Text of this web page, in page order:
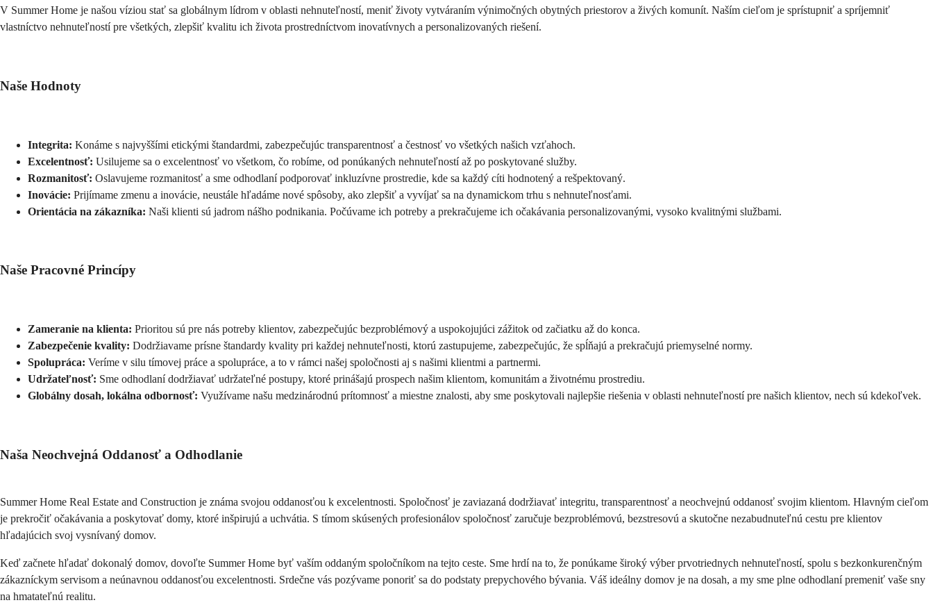
V Summer Home je našou víziou stať sa globálnym lídrom v oblasti nehnuteľností, meniť životy vytváraním výnimočných obytných priestorov a živých komunít. Naším cieľom je sprístupniť a spríjemniť
vlastníctvo nehnuteľností pre všetkých, zlepšiť kvalitu ich života prostredníctvom inovatívnych a personalizovaných riešení.
Naše Hodnoty
Integrita: Konáme s najvyššími etickými štandardmi, zabezpečujúc transparentnosť a čestnosť vo všetkých našich vzťahoch.
Excelentnosť: Usilujeme sa o excelentnosť vo všetkom, čo robíme, od ponúkaných nehnuteľností až po poskytované služby.
Rozmanitosť: Oslavujeme rozmanitosť a sme odhodlaní podporovať inkluzívne prostredie, kde sa každý cíti hodnotený a rešpektovaný.
Inovácie: Prijímame zmenu a inovácie, neustále hľadáme nové spôsoby, ako zlepšiť a vyvíjať sa na dynamickom trhu s nehnuteľnosťami.
Orientácia na zákazníka: Naši klienti sú jadrom nášho podnikania. Počúvame ich potreby a prekračujeme ich očakávania personalizovanými, vysoko kvalitnými službami.
Naše Pracovné Princípy
Zameranie na klienta: Prioritou sú pre nás potreby klientov, zabezpečujúc bezproblémový a uspokojujúci zážitok od začiatku až do konca.
Zabezpečenie kvality: Dodržiavame prísne štandardy kvality pri každej nehnuteľnosti, ktorú zastupujeme, zabezpečujúc, že spĺňajú a prekračujú priemyselné normy.
Spolupráca: Veríme v silu tímovej práce a spolupráce, a to v rámci našej spoločnosti aj s našimi klientmi a partnermi.
Udržateľnosť: Sme odhodlaní dodržiavať udržateľné postupy, ktoré prinášajú prospech našim klientom, komunitám a životnému prostrediu.
Globálny dosah, lokálna odbornosť: Využívame našu medzinárodnú prítomnosť a miestne znalosti, aby sme poskytovali najlepšie riešenia v oblasti nehnuteľností pre našich klientov, nech sú kdekoľvek.
Naša Neochvejná Oddanosť a Odhodlanie
Summer Home Real Estate and Construction je známa svojou oddanosťou k excelentnosti. Spoločnosť je zaviazaná dodržiavať integritu, transparentnosť a neochvejnú oddanosť svojim klientom. Hlavným cieľom
je prekročiť očakávania a poskytovať domy, ktoré inšpirujú a uchvátia. S tímom skúsených profesionálov spoločnosť zaručuje bezproblémovú, bezstresovú a skutočne nezabudnuteľnú cestu pre klientov
hľadajúcich svoj vysnívaný domov.
Keď začnete hľadať dokonalý domov, dovoľte Summer Home byť vaším oddaným spoločníkom na tejto ceste. Sme hrdí na to, že ponúkame široký výber prvotriednych nehnuteľností, spolu s bezkonkurenčným
zákazníckym servisom a neúnavnou oddanosťou excelentnosti. Srdečne vás pozývame ponoriť sa do podstaty prepychového bývania. Váš ideálny domov je na dosah, a my sme plne odhodlaní premeniť vaše sny
na hmatateľnú realitu.